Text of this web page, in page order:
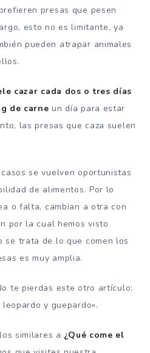
presas que pesen
esto no es limitante, ya
pueden atrapar animales
cazar cada dos o tres días
de carne un día para estar
las presas que caza suelen
se vuelven oportunistas
de alimentos. Por lo
o falta, cambian a otra con
por la cual hemos visto
se trata de lo que comen los
es muy amplia.
te pierdas este otro artículo:
y guepardo».
similares a ¿Qué come el